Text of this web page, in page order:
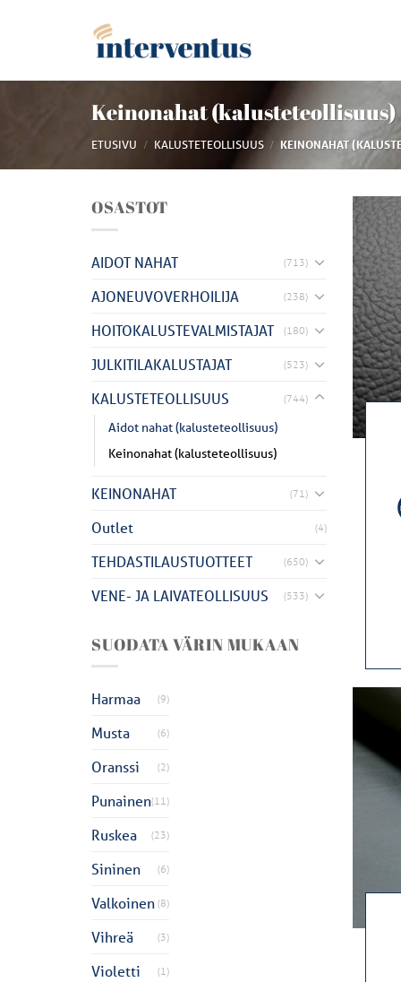
Keinonahat (kalusteteollisuus)
ETUSIVU / KALUSTETEOLLISUUS / KEINONAHAT
OSASTOT
AIDOT NAHAT (713)
AJONEUVOVERHOILIJA (238)
HOITOKALUSTEVALMISTAJAT (180)
JULKITILAKALUSTAJAT (523)
KALUSTETEOLLISUUS (744)
Aidot nahat (kalusteteollisuus)
Keinonahat (kalusteteollisuus)
KEINONAHAT (71)
Outlet (4)
TEHDASTILAUSTUOTTEET (650)
VENE- JA LAIVATEOLLISUUS (533)
SUODATA VÄRIN MUKAAN
Harmaa (9)
Musta (6)
Oranssi (2)
Punainen(11)
Ruskea (23)
Sininen (6)
Valkoinen (8)
Vihreä (3)
Violetti (1)